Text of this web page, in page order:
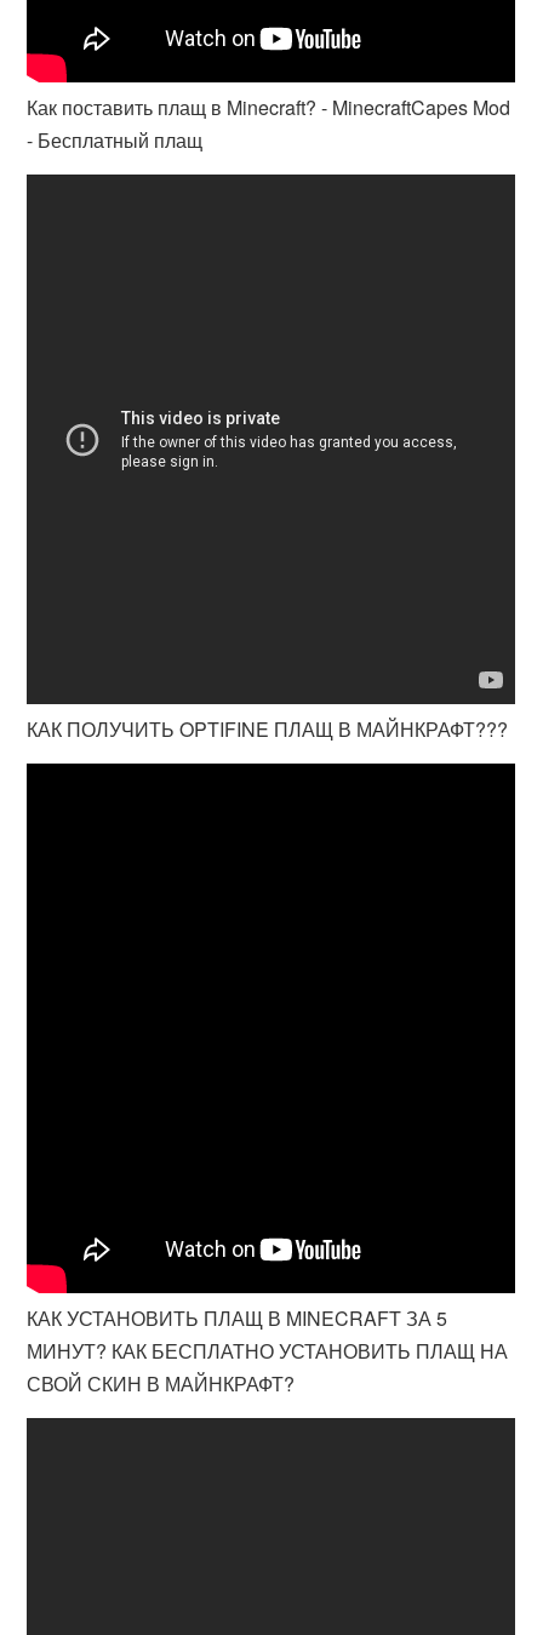
Как поставить плащ в Minecraft? - MinecraftCapes Mod
- Бесплатный плащ
КАК ПОЛУЧИТЬ OPTIFINE ПЛАЩ В МАЙНКРАФТ???
КАК УСТАНОВИТЬ ПЛАЩ В MINECRAFT ЗА 5
МИНУТ? КАК БЕСПЛАТНО УСТАНОВИТЬ ПЛАЩ НА
СВОЙ СКИН В МАЙНКРАФТ?